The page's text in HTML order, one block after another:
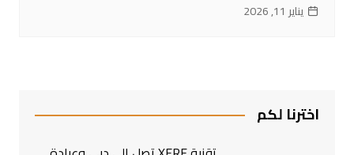
يناير 11, 2026
اخترنا لكم